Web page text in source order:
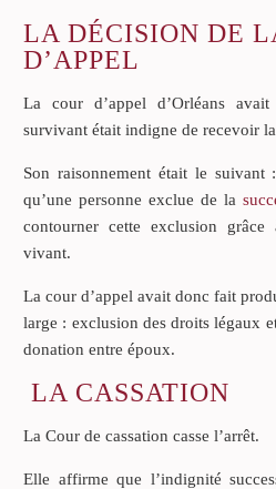
LA DÉCISION DE
D’APPEL
La cour d’appel d’Orléans
survivant était indigne de recevoir
Son raisonnement était le
qu’une personne exclue de la
contourner cette exclusion
vivant.
La cour d’appel avait donc fait
large : exclusion des droits légaux
donation entre époux.
LA CASSATION
La Cour de cassation casse l’arrêt.
Elle affirme que l’indignité